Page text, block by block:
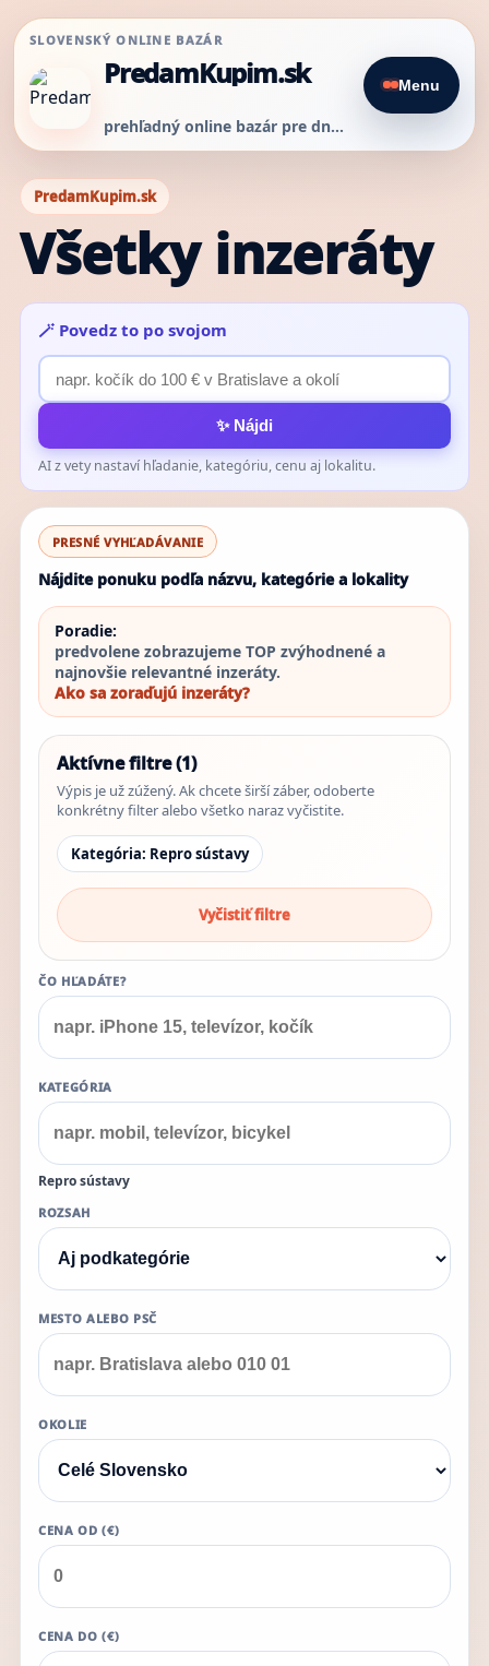
SLOVENSKÝ ONLINE BAZÁR
PredamKupim.sk
prehľadný online bazár pre dnešný predaj
Menu
PredamKupim.sk
Všetky inzeráty
🪄 Povedz to po svojom
✨ Nájdi
AI z vety nastaví hľadanie, kategóriu, cenu aj lokalitu.
PRESNÉ VYHĽADÁVANIE
Nájdite ponuku podľa názvu, kategórie a lokality
Poradie:
predvolene zobrazujeme TOP zvýhodnené a
najnovšie relevantné inzeráty.
Ako sa zoraďujú inzeráty?
Aktívne filtre (1)
Výpis je už zúžený. Ak chcete širší záber, odoberte
konkrétny filter alebo všetko naraz vyčistite.
Kategória: Repro sústavy
Vyčistiť filtre
ČO HĽADÁTE?
KATEGÓRIA
Repro sústavy
ROZSAH
MESTO ALEBO PSČ
OKOLIE
CENA OD (€)
CENA DO (€)